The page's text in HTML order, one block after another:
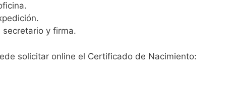
secretario y firma.
solicitar online el Certificado de Nacimiento: